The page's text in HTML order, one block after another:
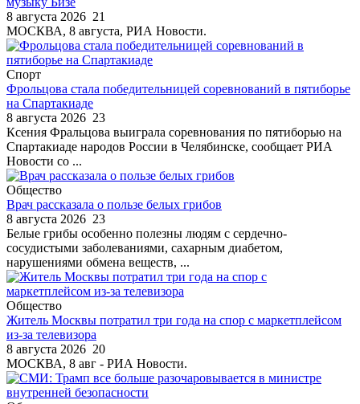
8 августа 2026 21
МОСКВА, 8 августа, РИА Новости.
Спорт
Фрольцова стала победительницей соревнований в пятиборье
на Спартакиаде
8 августа 2026 23
Ксения Фральцова выиграла соревнования по пятиборью на
Спартакиаде народов России в Челябинске, сообщает РИА
Новости со ...
Общество
Врач рассказала о пользе белых грибов
8 августа 2026 23
Белые грибы особенно полезны людям с сердечно-
сосудистыми заболеваниями, сахарным диабетом,
нарушениями обмена веществ, ...
Общество
Житель Москвы потратил три года на спор с маркетплейсом
из-за телевизора
8 августа 2026 20
МОСКВА, 8 авг - РИА Новости.